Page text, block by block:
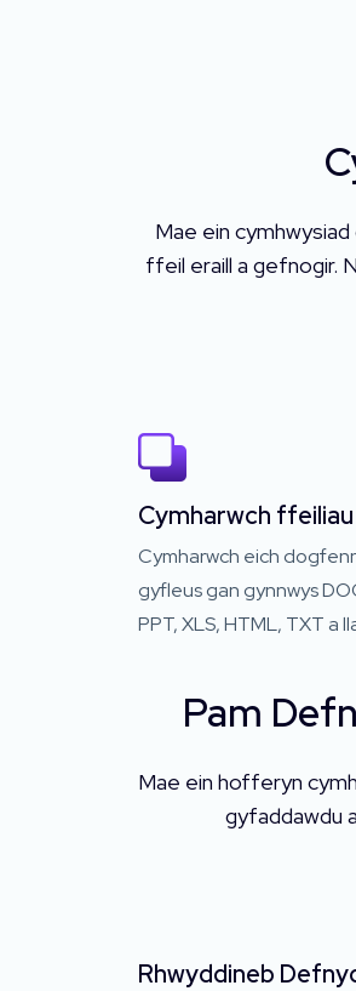
Mae ein
ffeil eraill a gefnogir.
Cymharwch
Cymharwch eich
gyfleus gan gynnwys
PPT, XLS, HTML, TXT a
Pam
Mae ein hofferyn
gyfaddawdu
Rhwyddineb